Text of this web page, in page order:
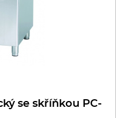
se skříňkou PC-